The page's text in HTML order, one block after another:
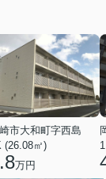
市大和町字西島
(26.08㎡)
万円